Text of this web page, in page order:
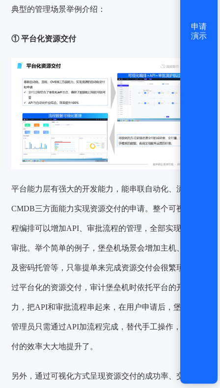
典型的管理场景举例介绍：
① 平台化资源交付
平台能力层有强大的开发能力，能串联自动化、流程、
CMDB三方面能力实现资源交付的申请。整个可视化的流
程编排可以增加API、审批流程的管理，全部实现线上化
审批。举个简单的例子，堡垒机场景会增加主机、权限以
及密码托管等，只靠提单来完成资源交付会很繁琐，但通
过平台化的资源交付，审计堡垒机时依托平台的开放能
力，把API和审批流程串起来，在用户申请后，堡垒机的
管理员只需通过API加流程完成，替代手工操作，资源交
付的效率大大地提升了。
另外，通过可视化方式呈现资源交付的成功率、交易量、
申请
演示